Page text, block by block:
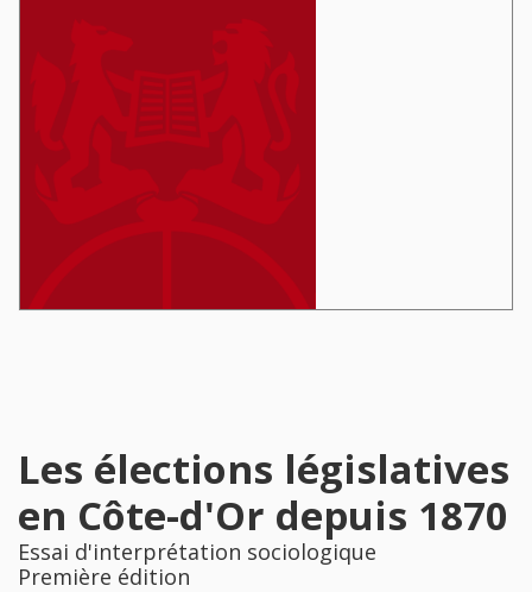
Les élections législatives
en Côte-d'Or depuis 1870
Essai d'interprétation sociologique
Première édition